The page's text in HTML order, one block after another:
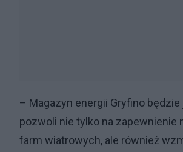
– Magazyn energii Gryfino
pozwoli nie tylko na
farm wiatrowych, ale również